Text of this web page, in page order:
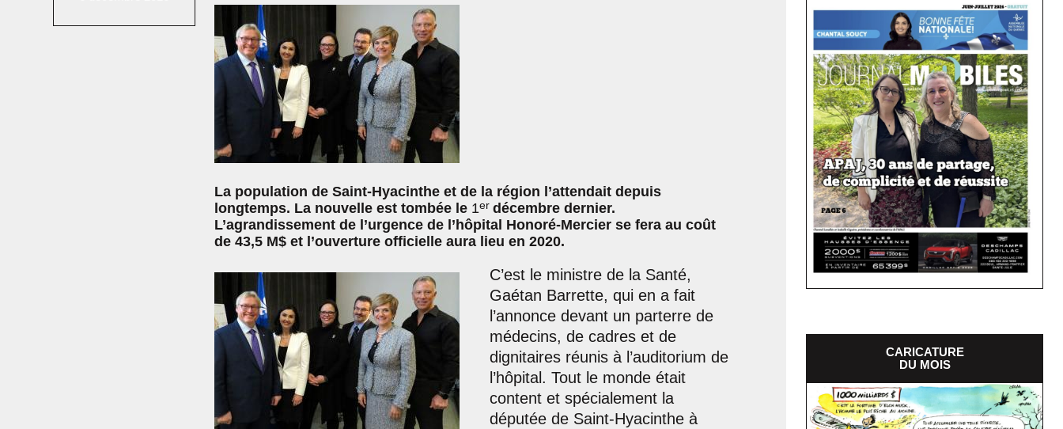
La population de Saint-Hyacinthe et de la région l’attendait depuis
longtemps. La nouvelle est tombée le1er décembre dernier.
L’agrandissement de l’urgence de l’hôpital Honoré-Mercier se fera au coût
de 43,5 M$ et l’ouverture officielle aura lieu en 2020.
C’est le ministre de la Santé,
Gaétan Barrette, qui en a fait
l’annonce devant un parterre de
médecins, de cadres et de
dignitaires réunis à l’auditorium de
l’hôpital. Tout le monde était
content et spécialement la
députée de Saint-Hyacinthe à
CARICATURE
DU MOIS